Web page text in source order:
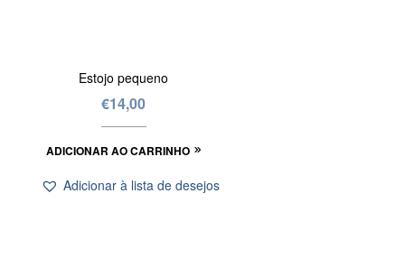
Estojo pequeno
€14,00
ADICIONAR AO CARRINHO
Adicionar à lista de desejos